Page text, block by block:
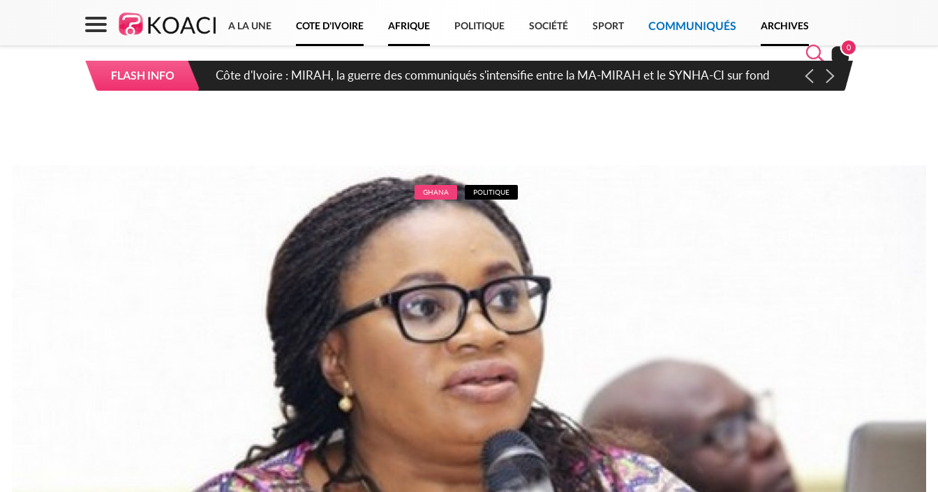
A LA UNE COTE D'IVOIRE AFRIQUE POLITIQUE SOCIÉTÉ SPORT COMMUNIQUÉS ARCHIVES
0
FLASH INFO
Côte d'Ivoire : MIRAH, la guerre des communiqués s'intensifie entre la MA-MIRAH et le SYNHA-CI sur fond
GHANA POLITIQUE